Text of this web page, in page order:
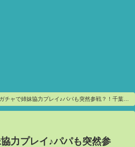
チャで姉妹協力プレイ♪パパも突然参戦？！千葉県
マニア】で1000円チャレンジ！【しほりみチャン
力プレイ♪パパも突然参